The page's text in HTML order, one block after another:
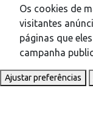
Os cookies de
visitantes
páginas que
campanha
Ajustar preferências